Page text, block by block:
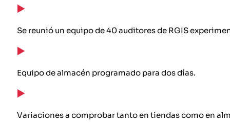
Se reunió un equipo de 40 auditores de RGIS
Equipo de almacén programado para dos días.
Variaciones a comprobar tanto en tiendas como en